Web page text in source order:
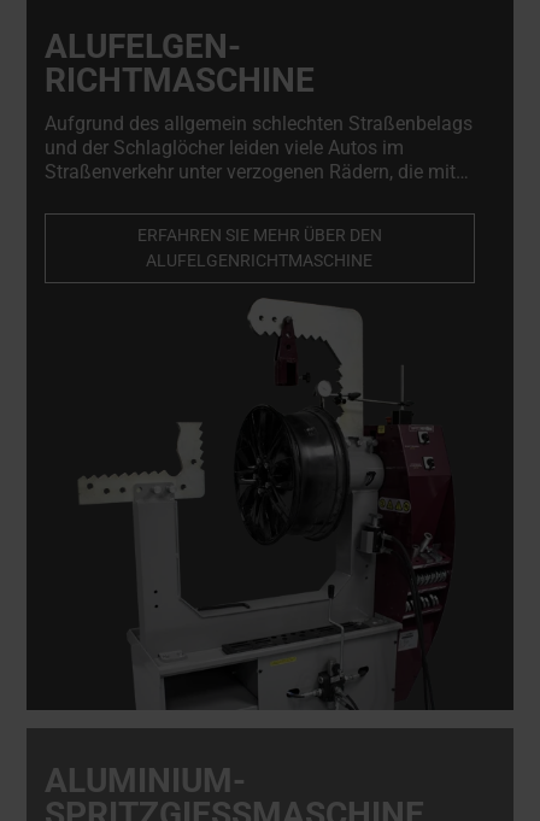
ALUFELGEN-
RICHTMASCHINE
Aufgrund des allgemein schlechten Straßenbelags
und der Schlaglöcher leiden viele Autos im
Straßenverkehr unter verzogenen Rädern, die mit
Radrichtmaschine ist für Leichtmetallrad-
Reparaturwerkstätten und Reifenwerkstätten
unverzichtbar.
ERFAHREN SIE MEHR ÜBER DEN
ALUFELGENRICHTMASCHINE
ALUMINIUM-